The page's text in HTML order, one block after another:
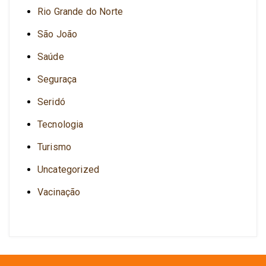
Rio Grande do Norte
São João
Saúde
Seguraça
Seridó
Tecnologia
Turismo
Uncategorized
Vacinação